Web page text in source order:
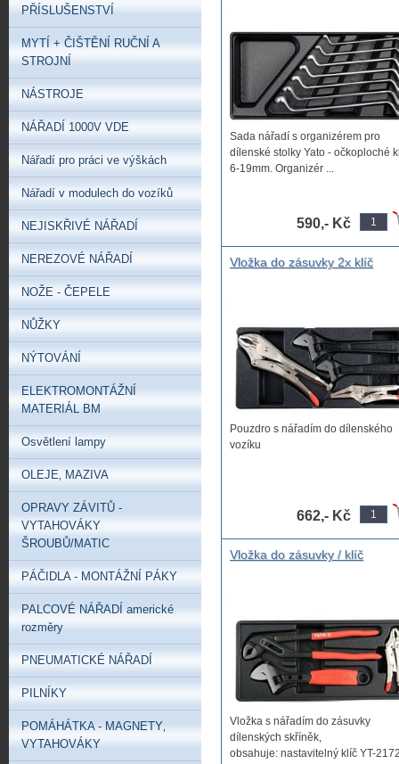
vozíku
Sada nářadí s organizérem pro
dílenské stolky Yato - očkoploché
6-19mm. Organizér ...
590,- Kč
Vložka do zásuvky 2x klíč
Pouzdro s nářadím do dílenského
vozíku
662,- Kč
Vložka do zásuvky / klíč
Vložka s nářadím do zásuvky
dílenských skříněk,
obsahuje: nastavitelný klíč YT-
PŘÍSLUŠENSTVÍ
MYTÍ + ČIŠTĚNÍ RUČNÍ A
STROJNÍ
NÁSTROJE
NÁŘADÍ 1000V VDE
Nářadí pro práci ve výškách
Nářadí v modulech do vozíků
NEJISKŘIVÉ NÁŘADÍ
NEREZOVÉ NÁŘADÍ
NOŽE - ČEPELE
NŮŽKY
NÝTOVÁNÍ
ELEKTROMONTÁŽNÍ
MATERIÁL BM
Osvětlení lampy
OLEJE‚ MAZIVA
OPRAVY ZÁVITŮ -
VYTAHOVÁKY
ŠROUBŮ/MATIC
PÁČIDLA - MONTÁŽNÍ PÁKY
PALCOVÉ NÁŘADÍ americké
rozměry
PNEUMATICKÉ NÁŘADÍ
PILNÍKY
POMÁHÁTKA - MAGNETY‚
VYTAHOVÁKY